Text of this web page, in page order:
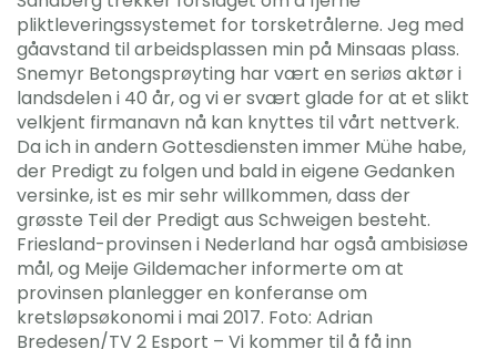
pliktleveringssystemet for torsketrålerne. Jeg med
gåavstand til arbeidsplassen min på Minsaas plass.
Snemyr Betongsprøyting har vært en seriøs aktør i
landsdelen i 40 år, og vi er svært glade for at et slikt
velkjent firmanavn nå kan knyttes til vårt nettverk.
Da ich in andern Gottesdiensten immer Mühe habe,
der Predigt zu folgen und bald in eigene Gedanken
versinke, ist es mir sehr willkommen, dass der
grøsste Teil der Predigt aus Schweigen besteht.
Friesland-provinsen i Nederland har også ambisiøse
mål, og Meije Gildemacher informerte om at
provinsen planlegger en konferanse om
kretsløpsøkonomi i mai 2017. Foto: Adrian
Bredesen/TV 2 Esport – Vi kommer til å få inn